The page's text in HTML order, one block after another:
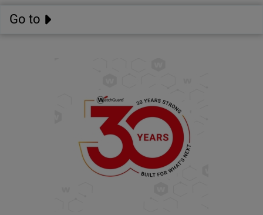
Go to